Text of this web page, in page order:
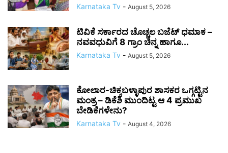
Karnataka Tv - August 5, 2026
ಟಿವಿಕೆ ಸರ್ಕಾರದ ಚೊಚ್ಚಲ ಬಜೆಟ್ ಧಮಾಕ –
ನವವಧುವಿಗೆ 8 ಗ್ರಾಂ ಚಿನ್ನ ಹಾಗೂ...
Karnataka Tv - August 5, 2026
ಕೋಲಾರ-ಚಿಕ್ಕಬಳ್ಳಾಪುರ ಶಾಸಕರ ಒಗ್ಗಟ್ಟಿನ
ಮಂತ್ರ – ಡಿಕೆಶಿ ಮುಂದಿಟ್ಟ ಆ 4 ಪ್ರಮುಖ
ಬೇಡಿಕೆಗಳೇನು?
Karnataka Tv - August 4, 2026